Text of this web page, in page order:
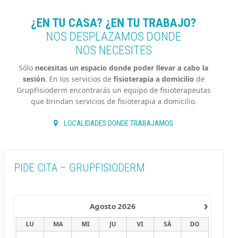
¿EN TU CASA? ¿EN TU TRABAJO?
NOS DESPLAZAMOS DONDE
NOS NECESITES
Sólo necesitas un espacio donde poder llevar a cabo la
sesión. En los servicios de fisioterapia a domicilio de
GrupFisioderm encontrarás un equipo de fisioterapeutas
que brindan servicios de fisioterapia a domicilio.
LOCALIDADES DONDE TRABAJAMOS
PIDE CITA – GRUPFISIODERM
›
Agosto2026
LU MA MI JU VI SÁ DO